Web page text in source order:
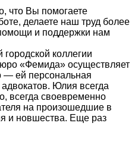
что Вы помогаете
делаете наш труд более
и поддержки нам
коллегии
«Фемида» осуществляет
— ей персональная
Юлия всегда
всегда своевременно
на произошедшие в
и новшества. Еще раз